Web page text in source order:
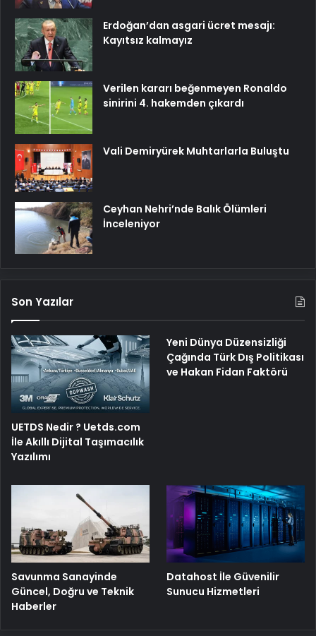
Erdoğan’dan asgari ücret mesajı:
Kayıtsız kalmayız
Verilen kararı beğenmeyen Ronaldo
sinirini 4. hakemden çıkardı
Vali Demiryürek Muhtarlarla Buluştu
Ceyhan Nehri’nde Balık Ölümleri
İnceleniyor
Son Yazılar
UETDS Nedir ? Uetds.com
İle Akıllı Dijital Taşımacılık
Yazılımı
Yeni Dünya Düzensizliği
Çağında Türk Dış Politikası
ve Hakan Fidan Faktörü
Savunma Sanayinde
Güncel, Doğru ve Teknik
Haberler
Datahost İle Güvenilir
Sunucu Hizmetleri